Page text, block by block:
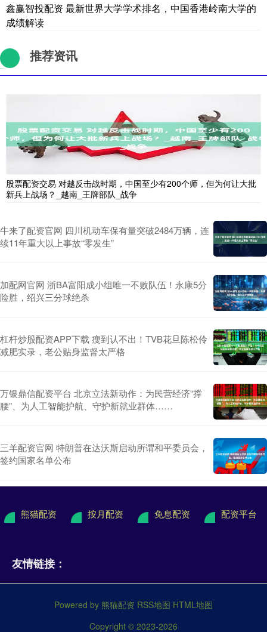
鑫赢智投配资 最新世界大学学术排名，中国香港岭南大学的
成绩解读
推荐资讯
股票配资交易 对越反击战时期，中国至少有200个师，但为何让大批
新兵上战场？_越南_王牌部队_战争
牛来了配资官网 四川机动车保有量突破2484万辆，连
续11年重大以上事故“零发生”
加配网官网 浙BA富阳成小组唯一不败队伍！永康5分
险胜，绍兴三分球绝杀
杠杆炒股配资APP下载 瘦到认不出！TVB花旦陈松伶
减肥实录，老公贴身监督太严格
万银鼎信配资平台 北京立法新动作：为民营经济“撑
腰”、为人工智能护航、守护新就业群体……
三羊配资官网 特朗普在达沃斯启动所谓和平委员会，
签约国家名单公布
熊猫配资 按月配资 免息配资 配资平台
友情链接：
Powered by 熊猫配资 RSS地图 HTML地图
Copyright © 2023-2026